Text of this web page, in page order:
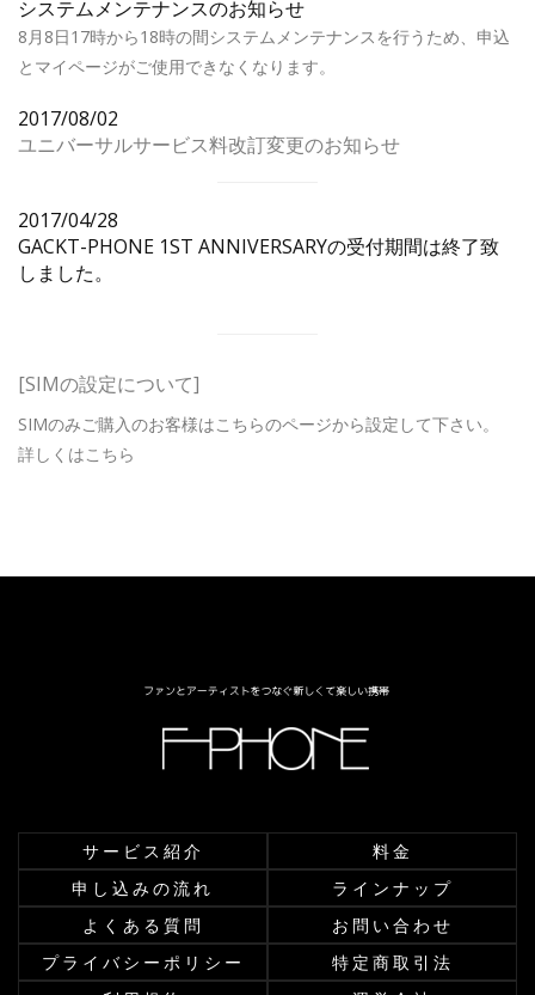
システムメンテナンスのお知らせ
8月8日17時から18時の間システムメンテナンスを行うため、申込
とマイページがご使用できなくなります。
2017/08/02
ユニバーサルサービス料改訂変更のお知らせ
2017/04/28
GACKT-PHONE 1ST ANNIVERSARYの受付期間は終了致
しました。
[SIMの設定について]
SIMのみご購入のお客様はこちらのページから設定して下さい。
詳しくはこちら
サービス紹介
料金
申し込みの流れ
ラインナップ
よくある質問
お問い合わせ
プライバシーポリシー
特定商取引法